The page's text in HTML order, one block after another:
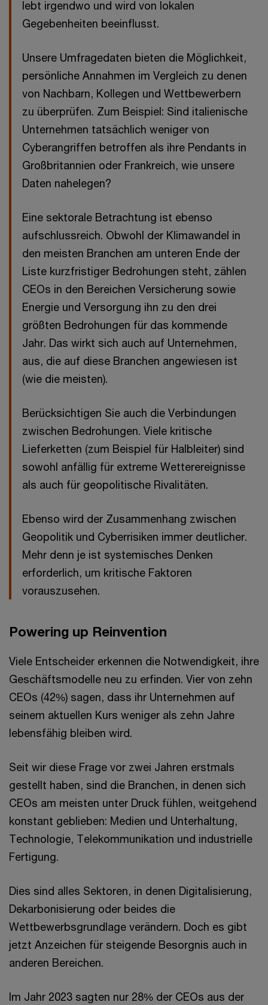
lebt irgendwo und wird von lokalen
Gegebenheiten beeinflusst.
Unsere Umfragedaten bieten die Möglichkeit,
persönliche Annahmen im Vergleich zu denen
von Nachbarn, Kollegen und Wettbewerbern
zu überprüfen. Zum Beispiel: Sind italienische
Unternehmen tatsächlich weniger von
Cyberangriffen betroffen als ihre Pendants in
Großbritannien oder Frankreich, wie unsere
Daten nahelegen?
Eine sektorale Betrachtung ist ebenso
aufschlussreich. Obwohl der Klimawandel in
den meisten Branchen am unteren Ende der
Liste kurzfristiger Bedrohungen steht, zählen
CEOs in den Bereichen Versicherung sowie
Energie und Versorgung ihn zu den drei
größten Bedrohungen für das kommende
Jahr. Das wirkt sich auch auf Unternehmen,
aus, die auf diese Branchen angewiesen ist
(wie die meisten).
Berücksichtigen Sie auch die Verbindungen
zwischen Bedrohungen. Viele kritische
Lieferketten (zum Beispiel für Halbleiter) sind
sowohl anfällig für extreme Wetterereignisse
als auch für geopolitische Rivalitäten.
Ebenso wird der Zusammenhang zwischen
Geopolitik und Cyberrisiken immer deutlicher.
Mehr denn je ist systemisches Denken
erforderlich, um kritische Faktoren
vorauszusehen.
Powering up Reinvention
Viele Entscheider erkennen die Notwendigkeit, ihre
Geschäftsmodelle neu zu erfinden. Vier von zehn
CEOs (42%) sagen, dass ihr Unternehmen auf
seinem aktuellen Kurs weniger als zehn Jahre
lebensfähig bleiben wird.
Seit wir diese Frage vor zwei Jahren erstmals
gestellt haben, sind die Branchen, in denen sich
CEOs am meisten unter Druck fühlen, weitgehend
konstant geblieben: Medien und Unterhaltung,
Technologie, Telekommunikation und industrielle
Fertigung.
Dies sind alles Sektoren, in denen Digitalisierung,
Dekarbonisierung oder beides die
Wettbewerbsgrundlage verändern. Doch es gibt
jetzt Anzeichen für steigende Besorgnis auch in
anderen Bereichen.
Im Jahr 2023 sagten nur 28% der CEOs aus der